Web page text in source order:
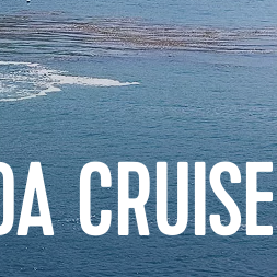
CRUISE